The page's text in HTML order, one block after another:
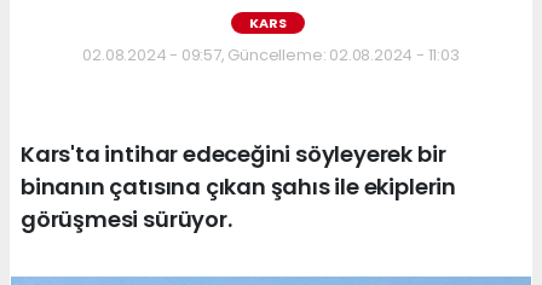
KARS
02.08.2024 - 09:57, Güncelleme: 02.08.2024 - 11:03
Kars'ta intihar edeceğini söyleyerek bir
binanın çatısına çıkan şahıs ile ekiplerin
görüşmesi sürüyor.